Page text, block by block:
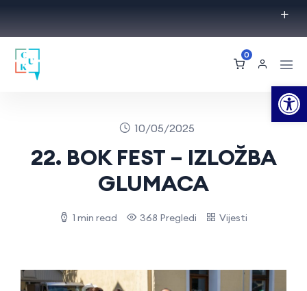
0
10/05/2025
22. BOK FEST – IZLOŽBA
GLUMACA
1 min read 368 Pregledi Vijesti